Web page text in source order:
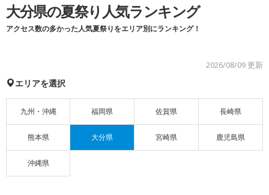
大分県の夏祭り人気ランキング
アクセス数の多かった人気夏祭りをエリア別にランキング！
2026/08/09 更新
エリアを選択
九州・沖縄 福岡県 佐賀県 長崎県
熊本県 大分県 宮崎県 鹿児島県
沖縄県